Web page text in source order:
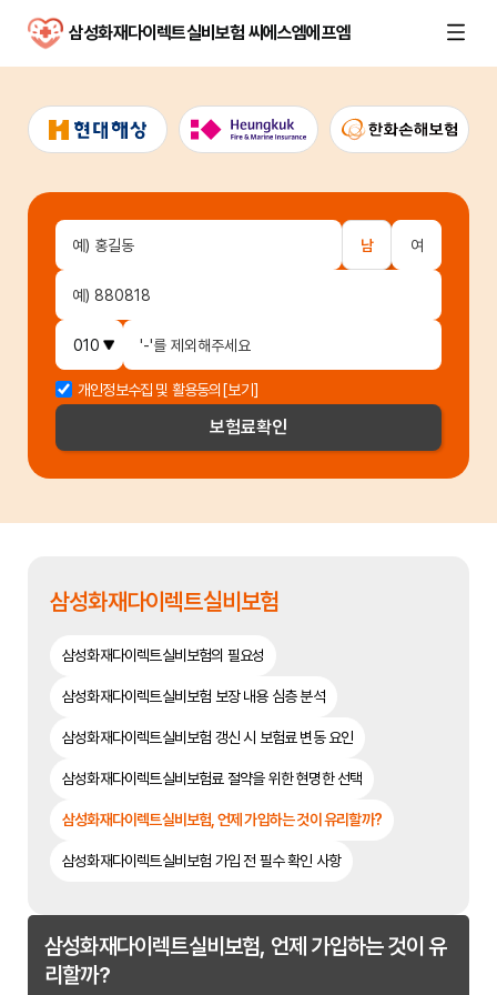
삼성화재다이렉트실비보험 씨에스엠에프엠
남 여
개인정보수집 및 활용동의[보기]
보험료확인
삼성화재다이렉트실비보험
삼성화재다이렉트실비보험의 필요성
삼성화재다이렉트실비보험 보장 내용 심층 분석
삼성화재다이렉트실비보험 갱신 시 보험료 변동 요인
삼성화재다이렉트실비보험료 절약을 위한 현명한 선택
삼성화재다이렉트실비보험, 언제 가입하는 것이 유리할까?
삼성화재다이렉트실비보험 가입 전 필수 확인 사항
삼성화재다이렉트실비보험, 언제 가입하는 것이 유
리할까?